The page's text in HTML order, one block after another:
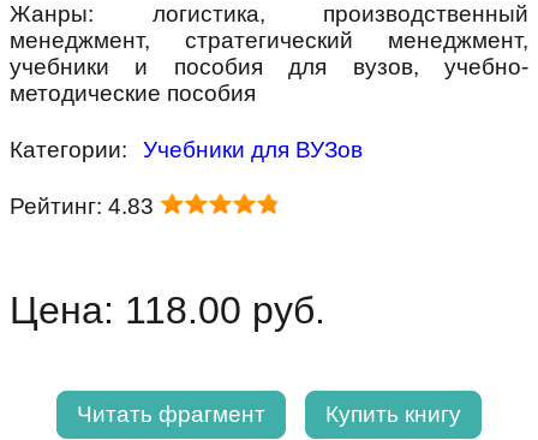
Жанры: логистика, производственный
менеджмент, стратегический менеджмент,
учебники и пособия для вузов, учебно-
методические пособия
Категории: Учебники для ВУЗов
Рейтинг: 4.83
Цена: 118.00 руб.
Читать фрагмент Купить книгу